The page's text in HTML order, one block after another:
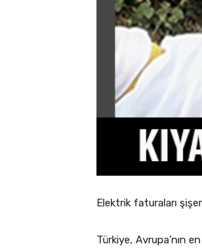
Elektrik faturaları
Türkiye, Avrupa’nın